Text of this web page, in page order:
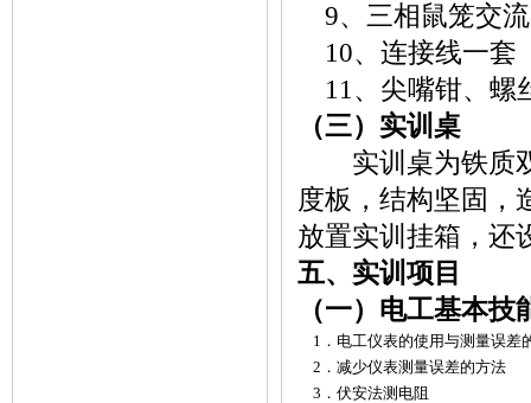
9、三相鼠笼交
10、连接线一套
11、尖嘴钳、螺
（三）实训桌
实训桌为铁质双
度板，结构坚固，
放置实训挂箱，还
五、实训项目
（一）电工基本技
1．电工仪表的使用与测量误差
2．减少仪表测量误差的方法
3．伏安法测电阻